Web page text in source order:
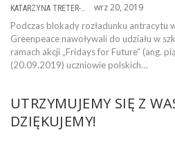
wrz 20, 2019
Podczas blokady rozładunku antracytu
Greenpeace nawoływali do udziału w
ramach akcji „Fridays for Future” (ang.
(20.09.2019) uczniowie polskich…
UTRZYMUJEMY SIĘ Z
DZIĘKUJEMY!